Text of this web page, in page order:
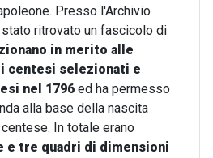
Presso l'Archivio
ritrovato un fascicolo di
in merito alle
centesi selezionati e
nel 1796 ed ha permesso
alla base della nascita
In totale erano
e tre quadri di dimensioni